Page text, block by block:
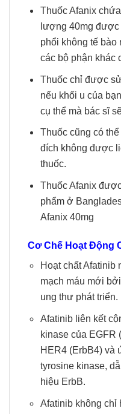
Thuốc Afanix
lượng 40mg
phổi không tế bào
các bộ phận khác
Thuốc chỉ được
nếu khối u của
cụ thể mà bác sĩ
Thuốc cũng có
đích không được
thuốc.
Thuốc Afanix
phẩm ở
Afanix 40mg
Cơ Chế Hoạt Động
Hoạt chất Afatinib
mạch máu mới
ung thư phát triển.
Afatinib liên kết
kinase của EGFR
HER4 (ErbB4) và
tyrosine kinase,
hiệu ErbB.
Afatinib không chỉ